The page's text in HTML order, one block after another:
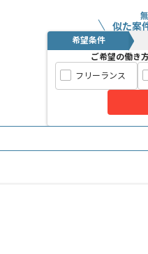
似た案
希望条件
ご希望の働き
フリーランス